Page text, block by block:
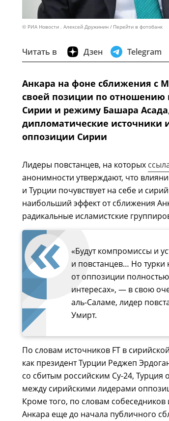
© РИА Новости . Алексей Дружинин Перейти в фотобанк
Читать в Дзен Telegram
Анкара на фоне сближения с
своей позиции по отношению
Сирии и режиму Башара
дипломатические источники
оппозиции Сирии
Лидеры повстанцев, на которых
анонимности утверждают, что
и Турции почувствует на себе и
наибольший эффект от сближения
радикальные исламистские
«Будут компромиссы и
и повстанцев… Но турки
от оппозиции
интересах», — в свою
аль-Саламе, лидер
Умирт.
По словам источников FT в
как президент Турции Реджеп
со сбитым российским Су-24, Турция
между сирийскими лидерами
Кроме того, по словам собеседников
Анкара еще до начала публичного